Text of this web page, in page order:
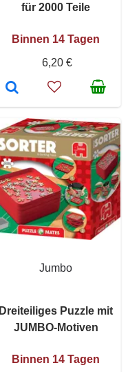
für 2000 Teile
Binnen 14 Tagen
6,20 €
Jumbo
Dreiteiliges Puzzle mit
JUMBO-Motiven
Binnen 14 Tagen